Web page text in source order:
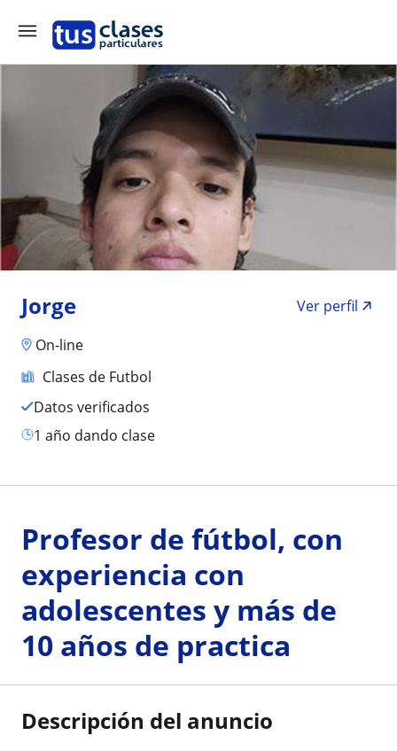
Jorge
Ver perfil
On-line
Clases de Futbol
Datos verificados
1 año dando clase
Profesor de fútbol, con
experiencia con
adolescentes y más de
10 años de practica
Descripción del anuncio